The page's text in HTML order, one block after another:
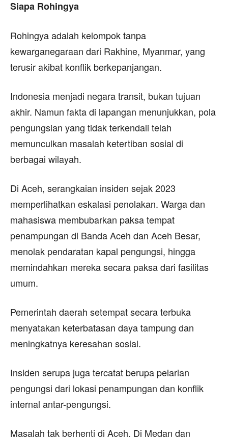
Siapa Rohingya
Rohingya adalah kelompok tanpa
kewarganegaraan dari Rakhine, Myanmar, yang
terusir akibat konflik berkepanjangan.
Indonesia menjadi negara transit, bukan tujuan
akhir. Namun fakta di lapangan menunjukkan, pola
pengungsian yang tidak terkendali telah
memunculkan masalah ketertiban sosial di
berbagai wilayah.
Di Aceh, serangkaian insiden sejak 2023
memperlihatkan eskalasi penolakan. Warga dan
mahasiswa membubarkan paksa tempat
penampungan di Banda Aceh dan Aceh Besar,
menolak pendaratan kapal pengungsi, hingga
memindahkan mereka secara paksa dari fasilitas
umum.
Pemerintah daerah setempat secara terbuka
menyatakan keterbatasan daya tampung dan
meningkatnya keresahan sosial.
Insiden serupa juga tercatat berupa pelarian
pengungsi dari lokasi penampungan dan konflik
internal antar-pengungsi.
Masalah tak berhenti di Aceh. Di Medan dan